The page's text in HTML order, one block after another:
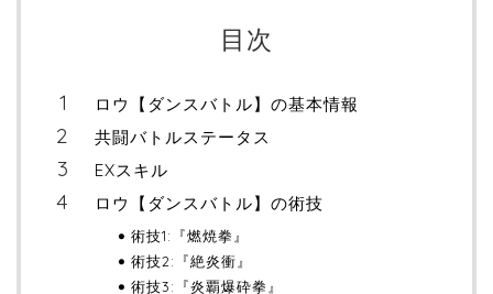
目次
ロウ【ダンスバトル】の基本情報
共闘バトルステータス
EXスキル
ロウ【ダンスバトル】の術技
術技1:『燃焼拳』
術技2:『絶炎衝』
術技3:『炎覇爆砕拳』